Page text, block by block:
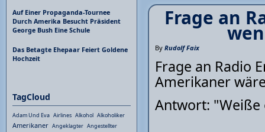
Frage an
By Rudolf Faix
Frage an Radio
Amerikaner
Antwort: "Weiße
Auf Einer Propaganda-Tournee
Durch Amerika Besucht Präsident
George Bush Eine Schule
Das Betagte Ehepaar Feiert Goldene
Hochzeit
TagCloud
Adam Und Eva Airlines Alkohol Alkoholiker
Amerikaner Angeklagter Angestellter